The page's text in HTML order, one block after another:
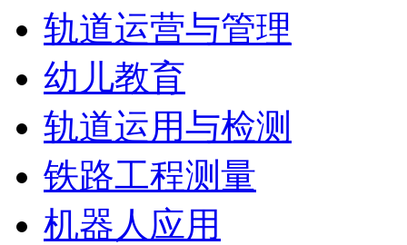
轨道运营与管理
幼儿教育
轨道运用与检测
铁路工程测量
机器人应用